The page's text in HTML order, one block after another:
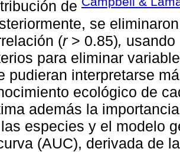
de
se
(r> 0.85), usando
para eliminar
pudieran interpretarse
ecológico de
además la
especies y el modelo
(AUC), derivada de